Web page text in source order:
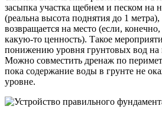
засыпка участка щебнем и песком на
(реальна высота поднятия до 1 метра),
возвращается на место (если,
какую-то ценность). Такое
понижению уровня грунтовых вод на
Можно совместить дренаж по
пока содержание воды в грунте не
уровне.